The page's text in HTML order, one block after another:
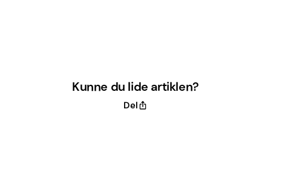
Kunne du lide artiklen?
Del